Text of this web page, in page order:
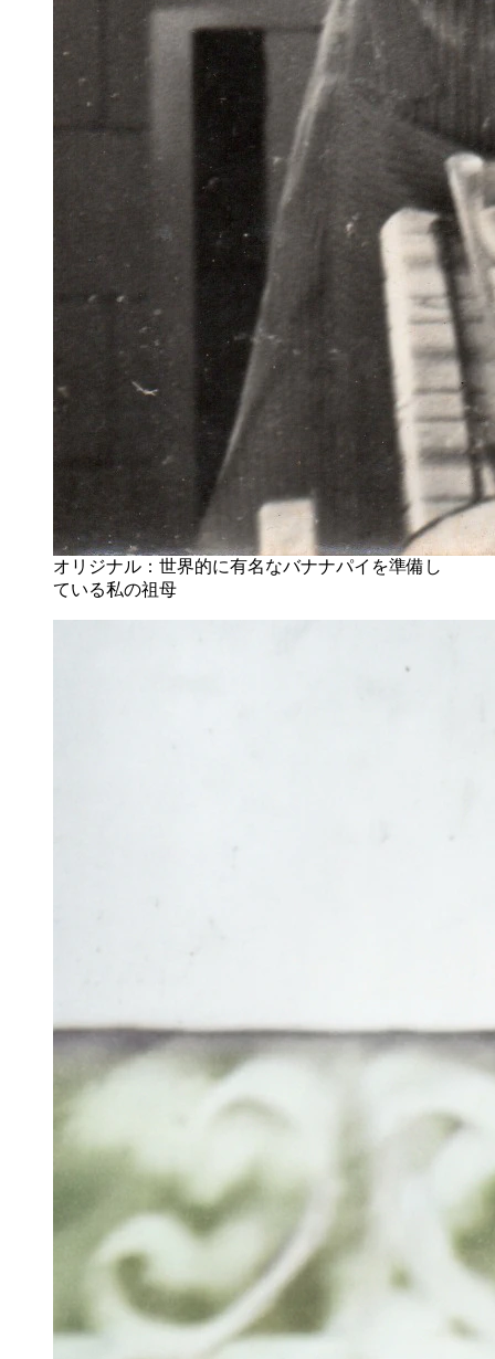
オリジナル：世界的に有名なバナナパイを準備し
ている私の祖母